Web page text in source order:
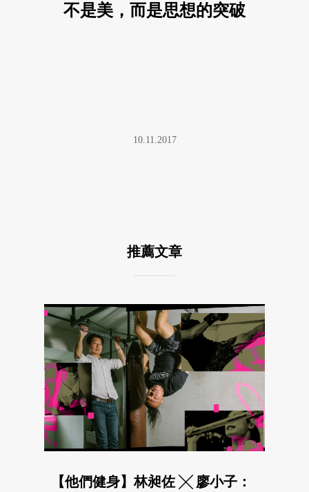
不是美，而是思想的突破
10.11.2017
推薦文章
【他們健身】林昶佐 ╳ 廖小子：